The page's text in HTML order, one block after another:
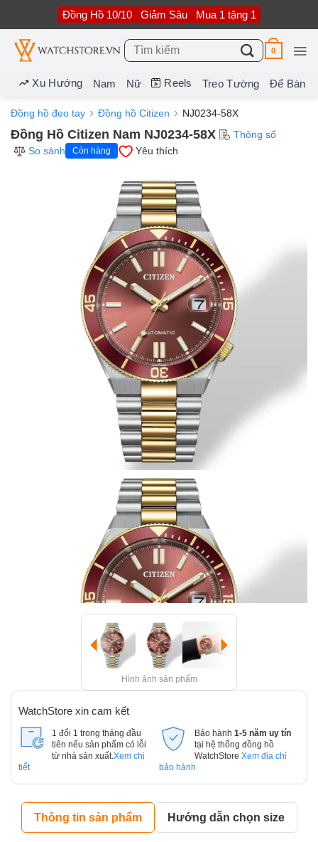
nội
dung
Đồng Hồ 10/10 Giảm Sâu Mua 1 tặng 1
Tìm
kiếm:
0
Xu Hướng Nam Nữ Reels Treo Tường Để Bàn
Đồng hồ đeo tay Đồng hồ Citizen NJ0234-58X
Đồng Hồ Citizen Nam NJ0234-58X
Thông số
So sánh
Còn hàng Yêu thích
Hình ảnh sản phẩm
WatchStore xin cam kết
1 đổi 1 trong tháng đầu
tiên nếu sản phẩm có lỗi
từ nhà sản xuất. Xem chi
tiết
Bảo hành 1-5 năm uy tín
tại hệ thống đồng hồ
WatchStore Xem địa chỉ
bảo hành
Thông tin sản phẩm Hướng dẫn chọn size